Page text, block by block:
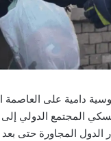
المجتمع الدولي
المجاورة حتى بعد